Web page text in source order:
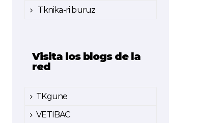
Tknika-ri buruz
Visita los blogs de la
red
TKgune
VETIBAC